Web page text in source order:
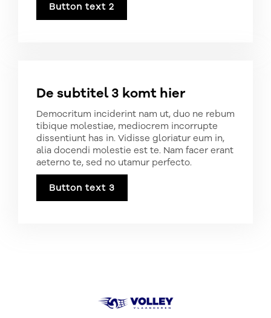
Button text 2
De subtitel 3 komt hier
Democritum inciderint nam ut, duo ne rebum
tibique molestiae, mediocrem incorrupte
dissentiunt has in. Vidisse gloriatur eum in,
alia docendi molestie est te. Nam facer erant
aeterno te, sed no utamur perfecto.
Button text 3